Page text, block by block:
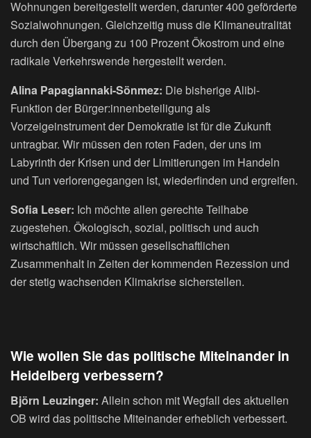
Wohnungen bereitgestellt werden, darunter 400 geförderte
Sozialwohnungen. Gleichzeitig muss die Klimaneutralität
durch den Übergang zu 100 Prozent Ökostrom und eine
radikale Verkehrswende hergestellt werden.
Alina Papagiannaki-Sönmez: Die bisherige Alibi-
Funktion der Bürger:innenbeteiligung als
Vorzeigeinstrument der Demokratie ist für die Zukunft
untragbar. Wir müssen den roten Faden, der uns im
Labyrinth der Krisen und der Limitierungen im Handeln
und Tun verlorengegangen ist, wiederfinden und ergreifen.
Sofia Leser: Ich möchte allen gerechte Teilhabe
zugestehen. Ökologisch, sozial, politisch und auch
wirtschaftlich. Wir müssen gesellschaftlichen
Zusammenhalt in Zeiten der kommenden Rezession und
der stetig wachsenden Klimakrise sicherstellen.
Wie wollen Sie das politische Miteinander in
Heidelberg verbessern?
Björn Leuzinger: Allein schon mit Wegfall des aktuellen
OB wird das politische Miteinander erheblich verbessert.